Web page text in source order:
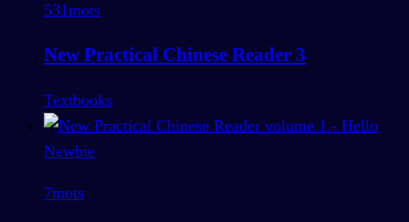
531mots
New Practical Chinese Reader 3
Textbooks
Newbie
7mots